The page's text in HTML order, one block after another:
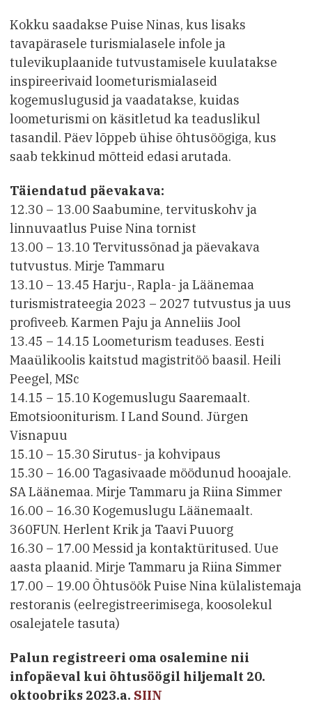
Kokku saadakse Puise Ninas, kus lisaks
tavapärasele turismialasele infole ja
tulevikuplaanide tutvustamisele kuulatakse
inspireerivaid loometurismialaseid
kogemuslugusid ja vaadatakse, kuidas
loometurismi on käsitletud ka teaduslikul
tasandil. Päev lõppeb ühise õhtusöögiga, kus
saab tekkinud mõtteid edasi arutada.
Täiendatud päevakava:
12.30 – 13.00 Saabumine, tervituskohv ja
linnuvaatlus Puise Nina tornist
13.00 – 13.10 Tervitussõnad ja päevakava
tutvustus. Mirje Tammaru
13.10 – 13.45 Harju-, Rapla- ja Läänemaa
turismistrateegia 2023 – 2027 tutvustus ja uus
profiveeb. Karmen Paju ja Anneliis Jool
13.45 – 14.15 Loometurism teaduses. Eesti
Maaülikoolis kaitstud magistritöö baasil. Heili
Peegel, MSc
14.15 – 15.10 Kogemuslugu Saaremaalt.
Emotsiooniturism. I Land Sound. Jürgen
Visnapuu
15.10 – 15.30 Sirutus- ja kohvipaus
15.30 – 16.00 Tagasivaade möödunud hooajale.
SA Läänemaa. Mirje Tammaru ja Riina Simmer
16.00 – 16.30 Kogemuslugu Läänemaalt.
360FUN. Herlent Krik ja Taavi Puuorg
16.30 – 17.00 Messid ja kontaktüritused. Uue
aasta plaanid. Mirje Tammaru ja Riina Simmer
17.00 – 19.00 Õhtusöök Puise Nina külalistemaja
restoranis (eelregistreerimisega, koosolekul
osalejatele tasuta)
Palun registreeri oma osalemine nii
infopäeval kui õhtusöögil hiljemalt 20.
oktoobriks 2023.a. SIIN